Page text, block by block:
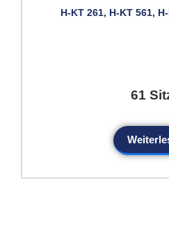
H-KT 261, H-KT 561,
61